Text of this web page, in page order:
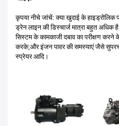
कृपया नीचे जांचें: क्या खुदाई के हाइड्रोलिक
ड्रेन लाइन की डिस्चार्ज मात्रा बहुत अधिक
सिस्टम के कामकाजी दबाव का परीक्षण करने
करके;और इंजन पावर की समस्याएं जैसे
स्प्रेयर आदि।